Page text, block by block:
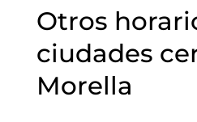
Otros
ciudades
Morella